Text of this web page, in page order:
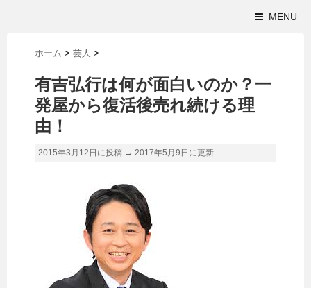
MENU
ホーム > 芸人 >
有吉弘行は何が面白いのか？一
発屋から復活後売れ続ける理
由！
2015年3月12日に投稿 → 2017年5月9日 に更新